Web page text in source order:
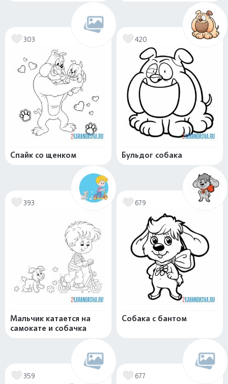
303
Спайк со щенком
420
Бульдог собака
393
Мальчик катается на
самокате и собачка
679
Собака с бантом
359 677